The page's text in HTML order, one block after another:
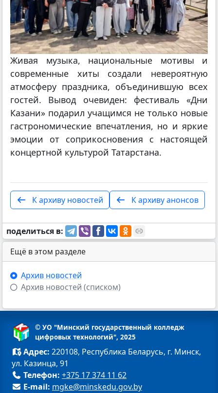
Живая музыка, национальные мотивы и
современные хиты создали невероятную
атмосферу праздника, объединившую всех
гостей. Вывод очевиден: фестиваль «Дни
Казани» подарил учащимся не только новые
гастрономические впечатления, но и яркие
эмоции от соприкосновения с настоящей
концертной культурой Татарстана.
К архиву новостей К архиву анонсов
поделиться в:
Ещё в этом разделе
Архив новостей
Архив новостей (списком)
© УО "Минский государственный колледж
цифровых технологий", 2025
Адрес: 220108, Республика Беларусь, г. Минск,
ул. Казинца, 91
Телефон: +375 17 374 11 62
E-mail: mgke@minskedu.gov.by